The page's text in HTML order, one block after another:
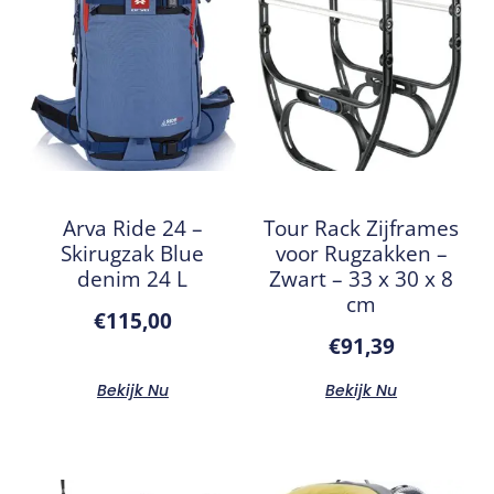
Arva Ride 24 –
Skirugzak Blue
denim 24 L
€115,00
Bekijk Nu
Tour Rack Zijframes
voor Rugzakken –
Zwart – 33 x 30 x 8
cm
€91,39
Bekijk Nu